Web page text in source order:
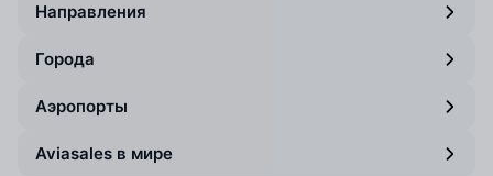
Направления
Города
Аэропорты
Aviasales в мире